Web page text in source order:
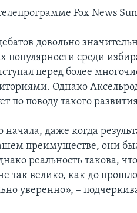
Fox News
довольно
популярности среди
перед более
Однако
по поводу такого
начала, даже когда
преимуществе, они
реальность такова,
так велико, как до
уверенно», –